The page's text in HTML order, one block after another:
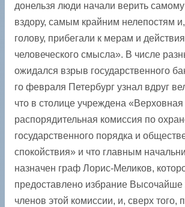
донельзя люди начали верить
вздору, самым крайним нелепостям
голову, прибегали к мерам и
человеческого смысла». В числе
ожидался взрыв государственного
го февраля Петербург узнал вдруг
что в столице учреждена «Верховная
распорядительная комиссия по
государственного порядка и
спокойствия» и что главным
назначен граф Лорис-Меликов,
предоставлено избрание
членов этой комиссии, и, сверх того,